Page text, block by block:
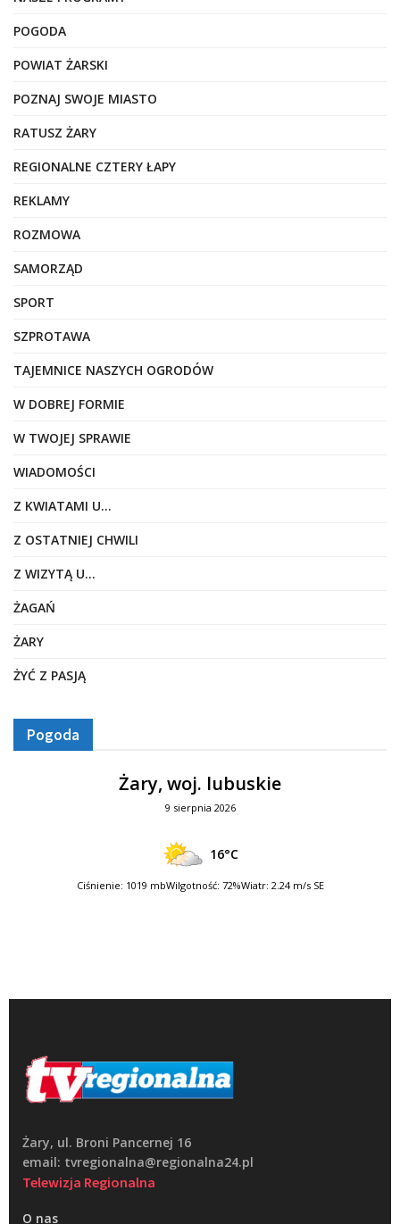
POGODA
POWIAT ŻARSKI
POZNAJ SWOJE MIASTO
RATUSZ ŻARY
REGIONALNE CZTERY ŁAPY
REKLAMY
ROZMOWA
SAMORZĄD
SPORT
SZPROTAWA
TAJEMNICE NASZYCH OGRODÓW
W DOBREJ FORMIE
W TWOJEJ SPRAWIE
WIADOMOŚCI
Z KWIATAMI U…
Z OSTATNIEJ CHWILI
Z WIZYTĄ U…
ŻAGAŃ
ŻARY
ŻYĆ Z PASJĄ
Pogoda
Żary, woj. lubuskie
9 sierpnia 2026
16°C
Ciśnienie: 1019 mbWilgotność: 72%Wiatr: 2.24 m/s SE
Żary, ul. Broni Pancernej 16
email: tvregionalna@regionalna24.pl
Telewizja Regionalna
O nas